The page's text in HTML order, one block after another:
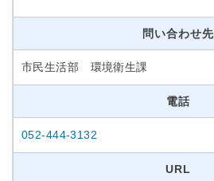
問い合わせ先
市民生活部 環境衛生課
電話
052-444-3132
URL